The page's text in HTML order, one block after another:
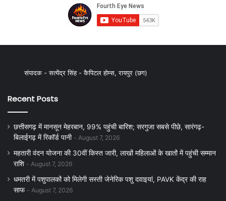
संपादक - सत्येंद्र सिंह - कैपिटल होम्स, रायपुर (छग)
Recent Posts
छत्तीसगढ़ में मानसून मेहरबान, 99% पहुंची बारिश; सरगुजा सबसे पीछे, सारंगढ़-
बिलाईगढ़ में रिकॉर्ड पानी
August 7, 2026
महतारी वंदन योजना की 30वीं किस्त जारी, लाखों महिलाओं के खातों में पहुंची सम्मान
राशि
August 7, 2026
धमतरी में पशुपालकों को मिलेगी सस्ती जेनेरिक पशु दवाइयां, PAVK केंद्र की राह
साफ
August 7, 2026